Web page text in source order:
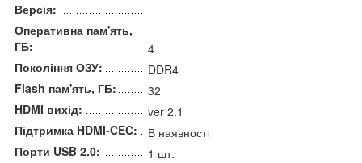
Версія:
Оперативна пам'ять,
ГБ:
4
Покоління ОЗУ:
DDR4
Flash пам'ять, ГБ:
32
HDMI вихід:
ver 2.1
Підтримка HDMI-CEC:
В наявності
Порти USB 2.0:
1 шт.